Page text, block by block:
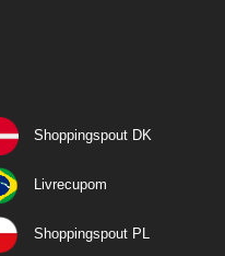
Shoppingspout DK
Livrecupom
Shoppingspout PL